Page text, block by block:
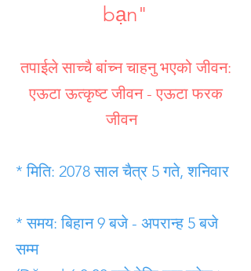
bạn"
तपाईले साच्चै बांच्न चाहनु भएको जीवन:
एऊटा ऊत्कृष्ट जीवन - एऊटा फरक
जीवन
* मिति: 2078 साल चैत्र 5 गते, शनिवार
* समय: बिहान 9 बजे - अपरान्ह 5 बजे
सम्म